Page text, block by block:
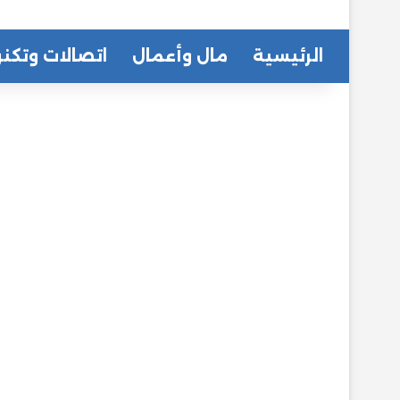
الرئيسية مال وأعمال اتصالات